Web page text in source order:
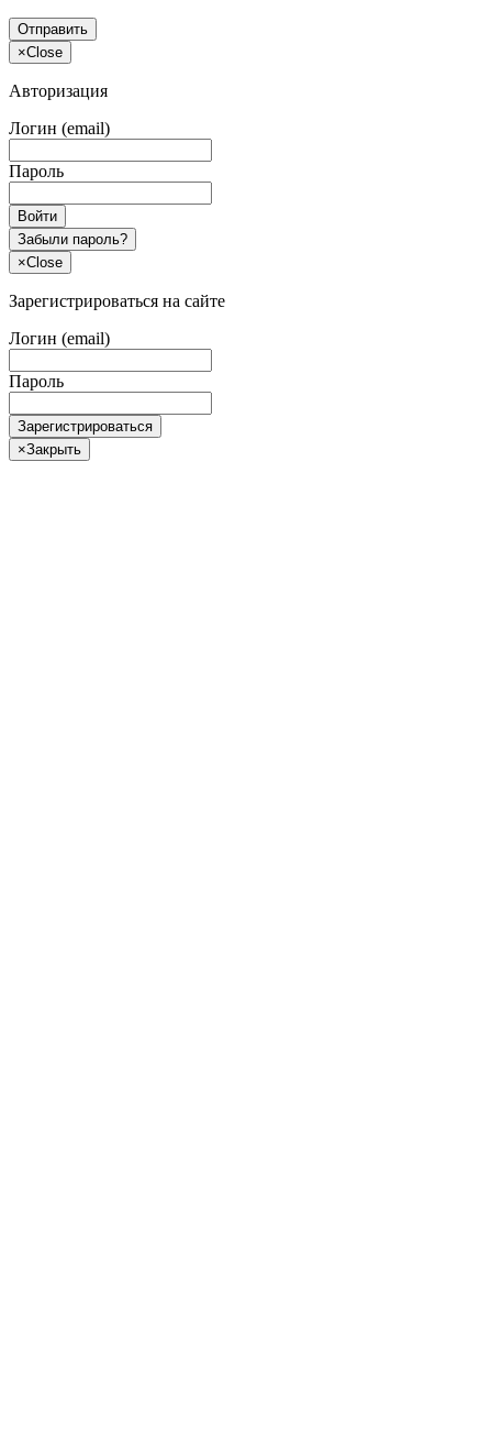
Отправить
×Close
Авторизация
Логин (email)
Пароль
Войти
Забыли пароль?
×Close
Зарегистрироваться на сайте
Логин (email)
Пароль
Зарегистрироваться
×Закрыть